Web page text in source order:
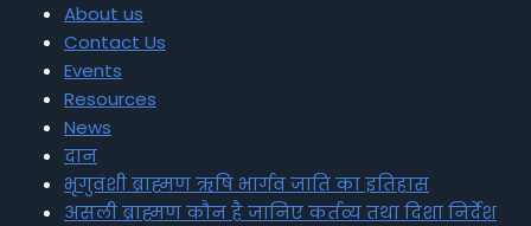
About us
Contact Us
Events
Resources
News
दान
भृगुवंशी ब्राह्मण ऋषि भार्गव जाति का इतिहास
असली ब्राह्मण कौन है जानिए कर्तव्य तथा दिशा निर्देश